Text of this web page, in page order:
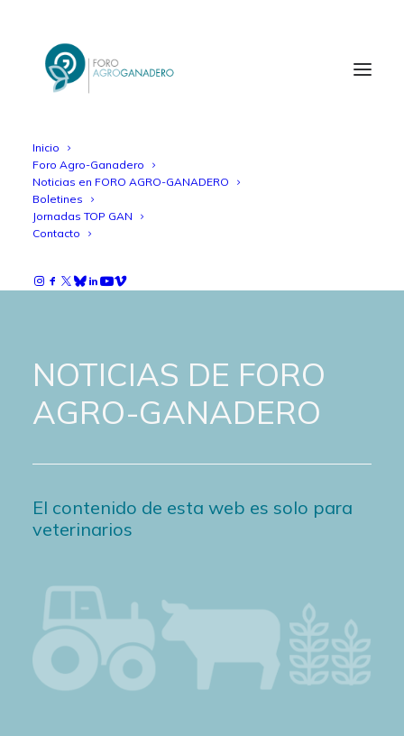
Inicio
Foro Agro-Ganadero
Noticias en FORO AGRO-GANADERO
Boletines
Jornadas TOP GAN
Contacto
NOTICIAS DE FORO
AGRO-GANADERO
El contenido de esta web es solo para
veterinarios